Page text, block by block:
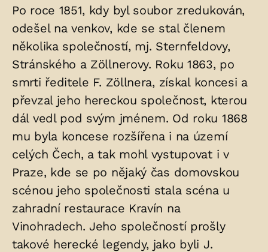
Po roce 1851, kdy byl soubor zredukován,
odešel na venkov, kde se stal členem
několika společností, mj. Sternfeldovy,
Stránského a Zöllnerovy. Roku 1863, po
smrti ředitele F. Zöllnera, získal koncesi a
převzal jeho hereckou společnost, kterou
dál vedl pod svým jménem. Od roku 1868
mu byla koncese rozšířena i na území
celých Čech, a tak mohl vystupovat i v
Praze, kde se po nějaký čas domovskou
scénou jeho společnosti stala scéna u
zahradní restaurace Kravín na
Vinohradech. Jeho společností prošly
takové herecké legendy, jako byli J.